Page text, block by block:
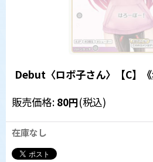
Debut〈ロボ子さん〉【C】《
販売価格: 80円(税込)
在庫なし